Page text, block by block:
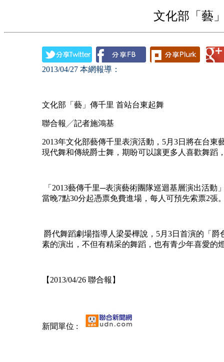
文化部「藝
2013/04/27 本網報導：
文化部「藝」傳千里 首站台東起舞
聯合報╱記者施鴻基
2013年文化部藝傳千里表演活動，5月3日將在台
現代舞和傳統爵士舞，期盼可以讓更多人喜歡舞蹈
「2013藝傳千里─表演藝術團隊巡迴基層演出活動
當晚7點30分起憑票免費進場，每人可預先索票2張
爵代舞蹈劇場指導人梁晏樺說，5月3日首演的「
素的演出，不但有精采的舞蹈，也有青少年喜愛的
【2013/04/26 聯合報】
新聞單位 :